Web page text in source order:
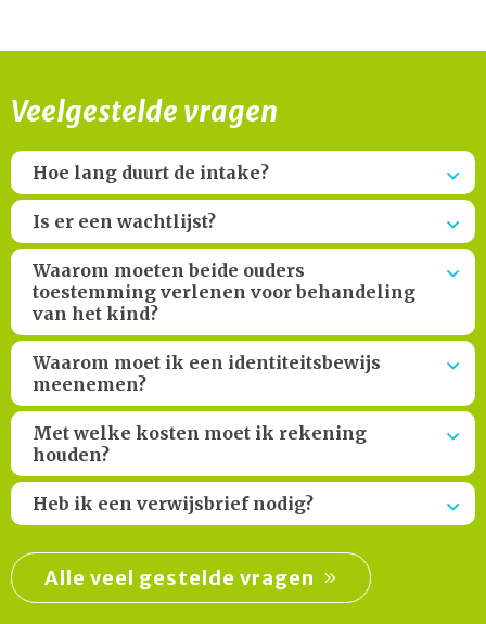
Veelgestelde vragen
Hoe lang duurt de intake?
Is er een wachtlijst?
Waarom moeten beide ouders
toestemming verlenen voor behandeling
van het kind?
Waarom moet ik een identiteitsbewijs
meenemen?
Met welke kosten moet ik rekening
houden?
Heb ik een verwijsbrief nodig?
Alle veel gestelde vragen